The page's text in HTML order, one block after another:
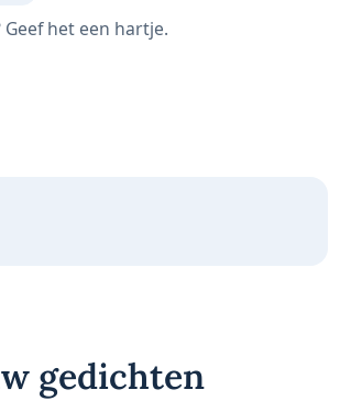
het een hartje.
gedichten